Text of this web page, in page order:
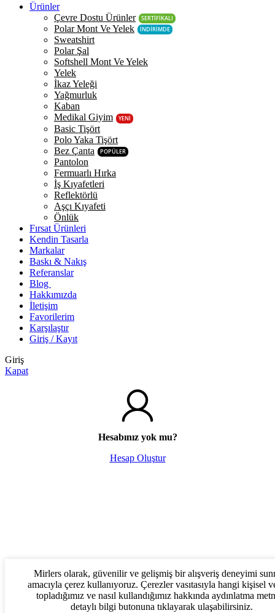
Ürünler
Çevre Dostu Ürünler
SERTİFİKALI
Polar Mont Ve Yelek İNDİRİMDE
Sweatshirt
Polar Şal
Softshell Mont Ve Yelek
Yelek
İkaz Yeleği
Yağmurluk
Kaban
Medikal Giyim
YENİ
Basic Tişört
Polo Yaka Tişört
Bez Çanta
POPÜLER
Pantolon
Fermuarlı Hırka
İş Kıyafetleri
Reflektörlü
Aşçı Kıyafeti
Önlük
Fırsat Ürünleri
Kendin Tasarla
Markalar
Baskı & Nakış
Referanslar
Blog
Hakkımızda
İletişim
Favorilerim
Karşılaştır
Giriş / Kayıt
Giriş
Kapat
Hesabınız yok mu?
Hesap Oluştur
Mirlers olarak, güvenilir ve gelişmiş bir alışveriş deneyimi
amacıyla çerez kullanıyoruz. Çerezler vasıtasıyla hangi kişisel
topladığımız ve nasıl kullandığımız hakkında aydınlatma
detaylı bilgi butonuna tıklayarak ulaşabilirsiniz.